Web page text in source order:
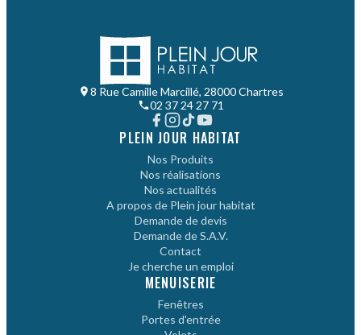
8 Rue Camille Marcillé, 28000 Chartres
02 37 24 27 71
PLEIN JOUR HABITAT
Nos Produits
Nos réalisations
Nos actualités
A propos de Plein jour habitat
Demande de devis
Demande de S.A.V.
Contact
Je cherche un emploi
MENUISERIE
Fenêtres
Portes d'entrée